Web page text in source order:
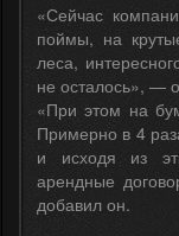
«Сейчас
поймы, на
леса,
не осталось», —
«При этом на
Примерно в 4
и исходя из
арендные
добавил он.